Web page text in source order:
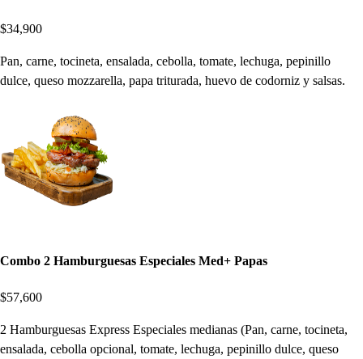
$34,900
Pan, carne, tocineta, ensalada, cebolla, tomate, lechuga, pepinillo
dulce, queso mozzarella, papa triturada, huevo de codorniz y salsas.
Combo 2 Hamburguesas Especiales Med+ Papas
$57,600
2 Hamburguesas Express Especiales medianas (Pan, carne, tocineta,
ensalada, cebolla opcional, tomate, lechuga, pepinillo dulce, queso